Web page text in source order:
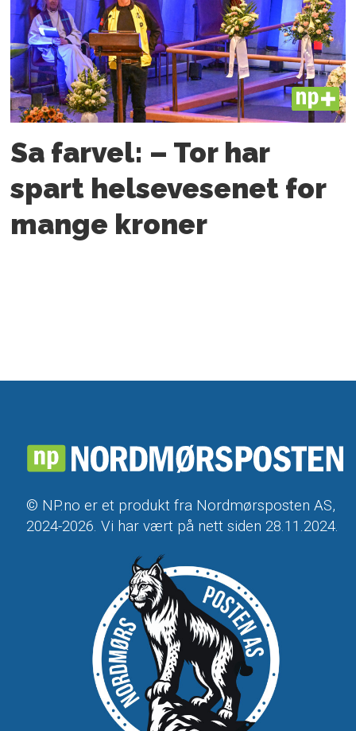
PLUS
Sa farvel: – Tor har
spart helsevesenet for
mange kroner
© NP.no er et produkt fra Nordmørsposten AS,
2024-2026. Vi har vært på nett siden 28.11.2024.